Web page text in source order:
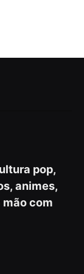
pop,
animes,
com